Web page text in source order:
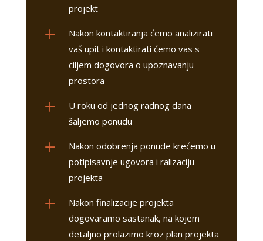
projekt
L Nakon kontaktiranja ćemo analizirati
vaš upit i kontaktirati ćemo vas s
ciljem dogovora o upoznavanju
prostora
L
U roku od jednog radnog dana
šaljemo ponudu
L
Nakon odobrenja ponude krećemo u
potipisavnje ugovora i ralizaciju
projekta
L
Nakon finalizacije projekta
dogovaramo sastanak, na kojem
detaljno prolazimo kroz plan projekta